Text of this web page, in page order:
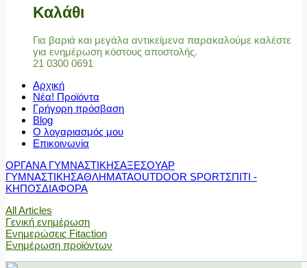
Καλάθι
Για βαριά και μεγάλα αντικείμενα παρακαλούμε καλέστε
για ενημέρωση κόστους αποστολής.
21 0300 0691
Αρχική
Νέα! Προϊόντα
Γρήγορη πρόσβαση
Blog
Ο λογαριασμός μου
Επικοινωνία
ΟΡΓΑΝΑ ΓΥΜΝΑΣΤΙΚΗΣΑΞΕΣΟΥΑΡ
ΓΥΜΝΑΣΤΙΚΗΣΑΘΛΗΜΑΤΑOUTDOOR SPORTΣΠΙΤΙ -
ΚΗΠΟΣΔΙΑΦΟΡΑ
All Articles
Γενική ενημέρωση
Ενημερώσεις Fitaction
Ενημέρωση προϊόντων